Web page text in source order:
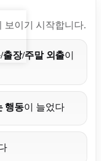
보이기 시작합니다.
출장/주말 외출이
행동이 늘었다